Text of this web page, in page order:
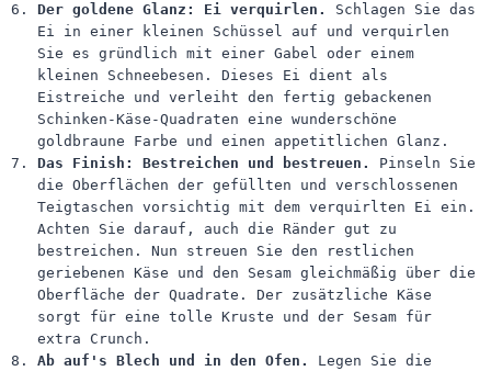
Der goldene Glanz: Ei verquirlen.
Schlagen Sie das
Ei in einer kleinen Schüssel auf und verquirlen
Sie es gründlich mit einer Gabel oder einem
kleinen Schneebesen. Dieses Ei dient als
Eistreiche und verleiht den fertig gebackenen
Schinken-Käse-Quadraten eine wunderschöne
goldbraune Farbe und einen appetitlichen Glanz.
Das Finish: Bestreichen und bestreuen.
Pinseln Sie
die Oberflächen der gefüllten und verschlossenen
Teigtaschen vorsichtig mit dem verquirlten Ei ein.
Achten Sie darauf, auch die Ränder gut zu
bestreichen. Nun streuen Sie den restlichen
geriebenen Käse und den Sesam gleichmäßig über die
Oberfläche der Quadrate. Der zusätzliche Käse
sorgt für eine tolle Kruste und der Sesam für
extra Crunch.
Ab auf's Blech und in den Ofen.
Legen Sie die